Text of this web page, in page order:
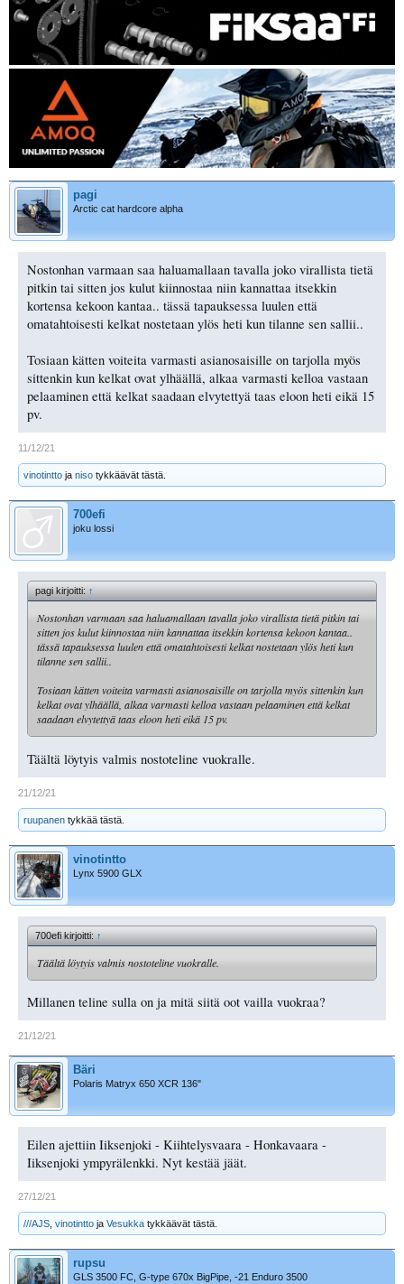
pagi
Arctic cat hardcore alpha
Nostonhan varmaan saa haluamallaan tavalla joko virallista tietä
pitkin tai sitten jos kulut kiinnostaa niin kannattaa itsekkin
kortensa kekoon kantaa.. tässä tapauksessa luulen että
omatahtoisesti kelkat nostetaan ylös heti kun tilanne sen sallii..
Tosiaan kätten voiteita varmasti asianosaisille on tarjolla myös
sittenkin kun kelkat ovat ylhäällä, alkaa varmasti kelloa vastaan
pelaaminen että kelkat saadaan elvytettyä taas eloon heti eikä 15
pv.
11/12/21
vinotintto ja niso tykkäävät tästä.
700efi
joku lossi
pagi kirjoitti:↑
Nostonhan varmaan saa haluamallaan tavalla joko virallista tietä pitkin tai
sitten jos kulut kiinnostaa niin kannattaa itsekkin kortensa kekoon kantaa..
tässä tapauksessa luulen että omatahtoisesti kelkat nostetaan ylös heti kun
tilanne sen sallii..
Tosiaan kätten voiteita varmasti asianosaisille on tarjolla myös sittenkin kun
kelkat ovat ylhäällä, alkaa varmasti kelloa vastaan pelaaminen että kelkat
saadaan elvytettyä taas eloon heti eikä 15 pv.
Täältä löytyis valmis nostoteline vuokralle.
21/12/21
ruupanen tykkää tästä.
vinotintto
Lynx 5900 GLX
700efi kirjoitti:↑
Täältä löytyis valmis nostoteline vuokralle.
Millanen teline sulla on ja mitä siitä oot vailla vuokraa?
21/12/21
Bäri
Polaris Matryx 650 XCR 136"
Eilen ajettiin Iiksenjoki - Kiihtelysvaara - Honkavaara -
Iiksenjoki ympyrälenkki. Nyt kestää jäät.
27/12/21
///AJS, vinotintto ja Vesukka tykkäävät tästä.
rupsu
GLS 3500 FC, G-type 670x BigPipe, -21 Enduro 3500